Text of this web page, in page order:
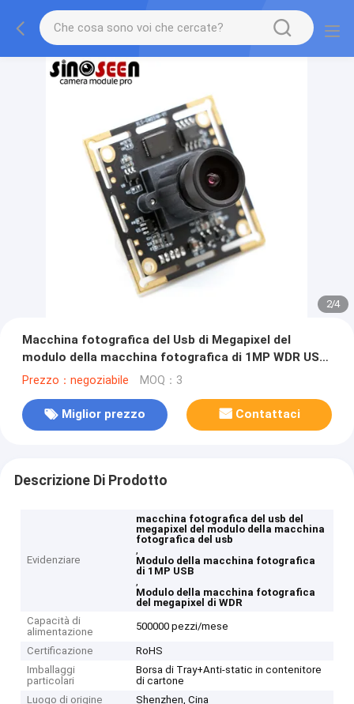
2/4
Macchina fotografica del Usb di Megapixel del
modulo della macchina fotografica di 1MP WDR USB
con Omnivision OV9623
Prezzo：negoziabile MOQ：3
Miglior prezzo Contattaci
Descrizione Di Prodotto
Evidenziare
macchina fotografica del usb del
megapixel del modulo della macchina
fotografica del usb
,
Modulo della macchina fotografica
di 1MP USB
,
Modulo della macchina fotografica
del megapixel di WDR
Capacità di
alimentazione
500000 pezzi/mese
Certificazione
RoHS
Imballaggi
particolari
Borsa di Tray+Anti-static in contenitore
di cartone
Luogo di origine
Shenzhen, Cina